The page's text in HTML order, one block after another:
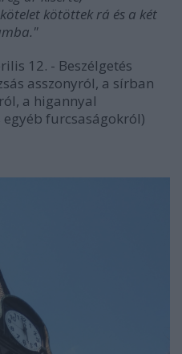
kötöttek rá és a két
12. - Beszélgetés
asszonyról, a sírban
a higannyal
furcsaságokról)